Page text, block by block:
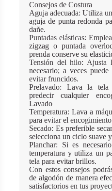
Consejos de Costura
Aguja adecuada: Utiliza
aguja de punta redonda
dañe.
Puntadas elásticas:
zigzag o puntada
prenda conserve su
Tensión del hilo: Ajusta
necesario; a veces
evitar fruncidos.
Prelavado: Lava la
predecir cualquier
Lavado
Temperatura: Lava a
para evitar el
Secado: Es preferible
selecciona un ciclo suave
Planchar: Si es
temperatura y utiliza un
tela para evitar brillos.
Con estos consejos
de algodón de manera
satisfactorios en tus